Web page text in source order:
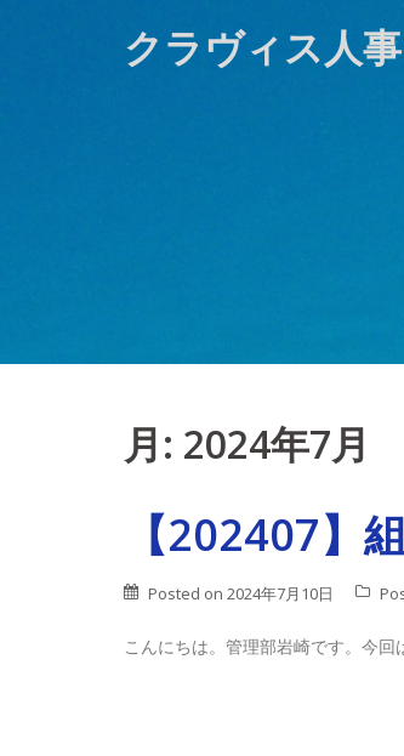
クラヴィス人
月: 2024年7月
【202407】
Posted on 2024年7月10日
こんにちは。管理部岩崎です。今